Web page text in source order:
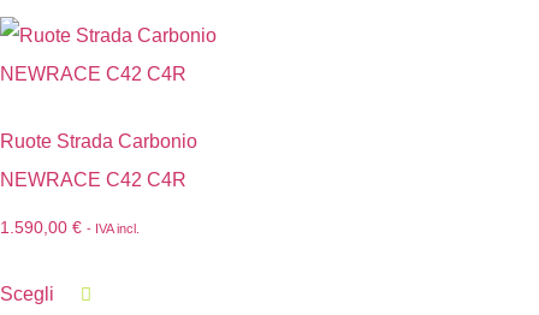
Ruote Strada Carbonio
NEWRACE C42 C4R
1.590,00 € - IVA incl.
Scegli